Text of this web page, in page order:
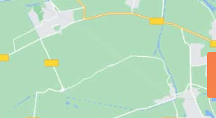
Veranstaltungen
an diesem Ort